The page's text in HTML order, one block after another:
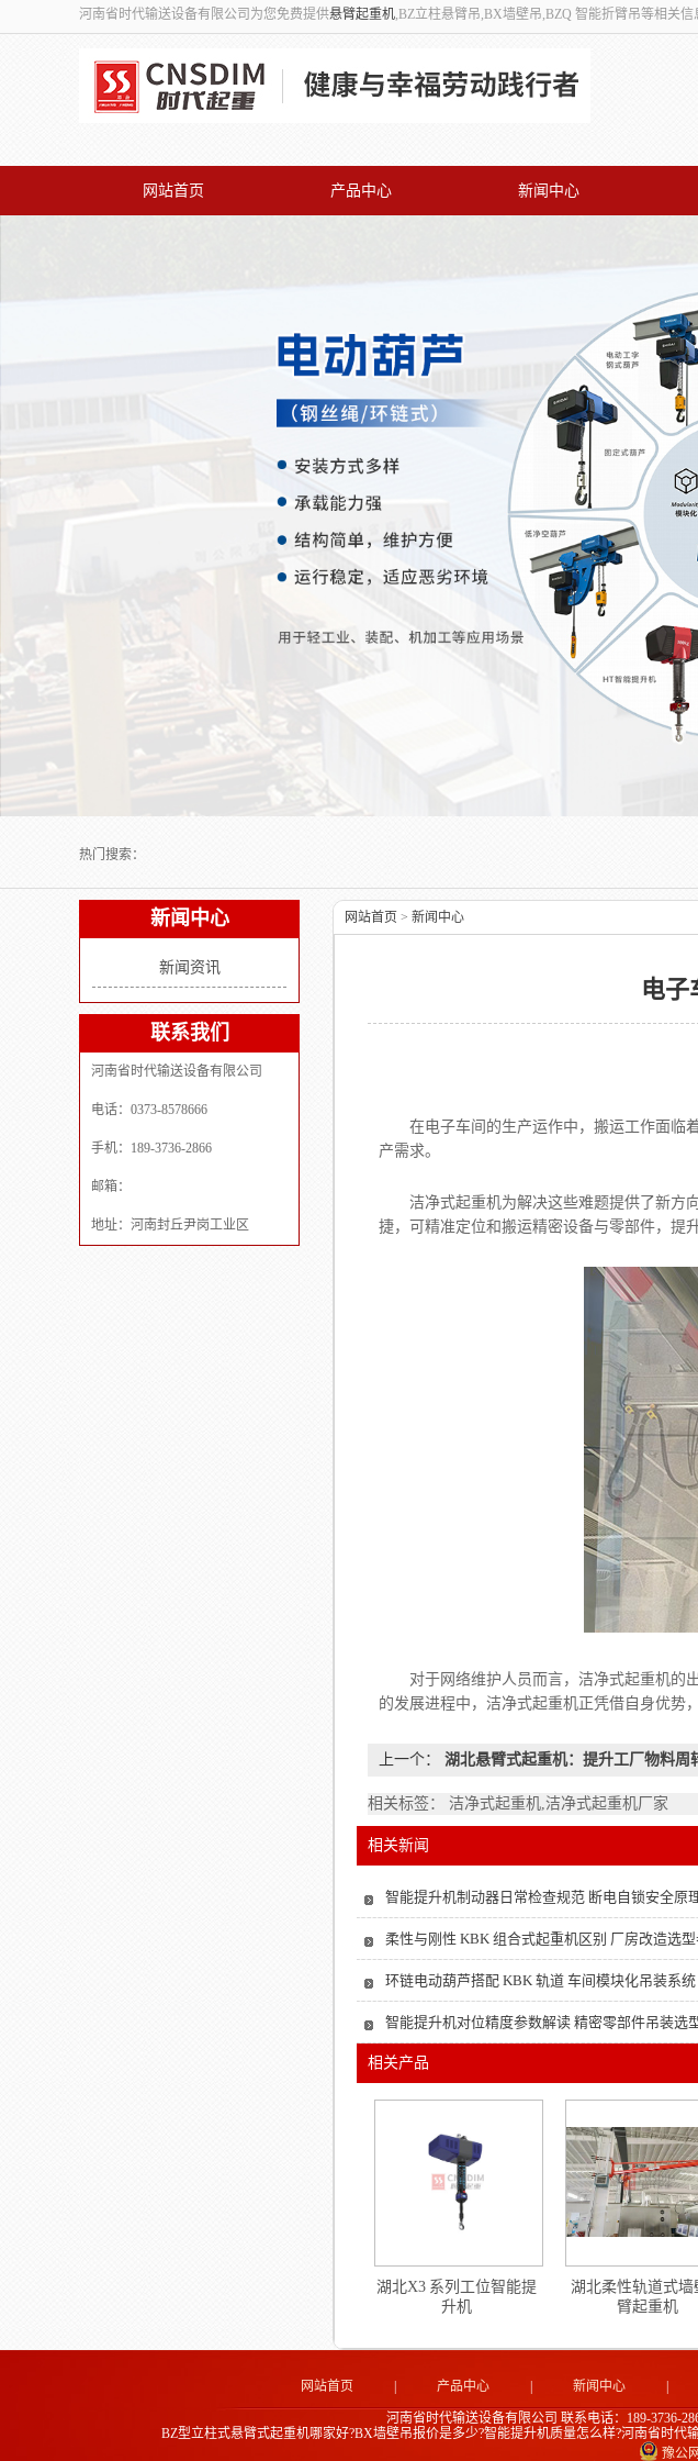
河南省时代输送设备有限公司为您免费提供悬臂起重机,BZ立柱悬臂吊,BX墙壁吊,BZQ 智能折臂吊等相关
网站首页 产品中心 新闻中心
热门搜索：
新闻中心
新闻资讯
联系我们
河南省时代输送设备有限公司
电话：0373-8578666
手机：189-3736-2866
邮箱：
地址：河南封丘尹岗工业区
网站首页 > 新闻中心
电子
在电子车间的生产运作中，搬运工作面临着
产需求。
洁净式起重机为解决这些难题提供了新方向
捷，可精准定位和搬运精密设备与零部件，提
对于网络维护人员而言，洁净式起重机的出
的发展进程中，洁净式起重机正凭借自身优势
上一个： 湖北悬臂式起重机：提升工厂物料周
相关标签： 洁净式起重机,洁净式起重机厂家
相关新闻
智能提升机制动器日常检查规范 断电自锁安全原
柔性与刚性 KBK 组合式起重机区别 厂房改造选
环链电动葫芦搭配 KBK 轨道 车间模块化吊装系统
智能提升机对位精度参数解读 精密零部件吊装选
相关产品
湖北X3 系列工位智能提
升机
湖北柔性轨道式墙
臂起重机
网站首页 | 产品中心 | 新闻中心 |
河南省时代输送设备有限公司 联系电话：189-3736-
BZ型立柱式悬臂式起重机哪家好?BX墙壁吊报价是多少?智能提升机质量怎么样?河南省时
豫公